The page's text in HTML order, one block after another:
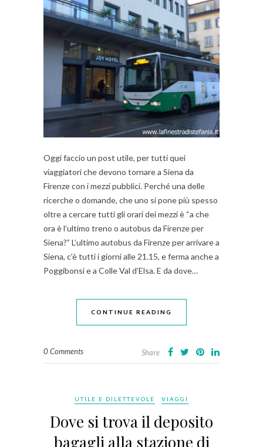
Oggi faccio un post utile, per tutti quei
viaggiatori che devono tornare a Siena da
Firenze con i mezzi pubblici. Perché una delle
ricerche o domande, che uno si pone più spesso
oltre a cercare tutti gli orari dei mezzi è “a che
ora è l’ultimo treno o autobus da Firenze per
Siena?” L’ultimo autobus da Firenze per arrivare a
Siena, c’è tutti i giorni alle 21.15, e ferma anche a
Poggibonsi e a Colle Val d’Elsa. E da dove…
CONTINUE READING
0 Comments Share
UTILE E DILETTEVOLE VIAGGI
Dove si trova il deposito
bagagli alla stazione di